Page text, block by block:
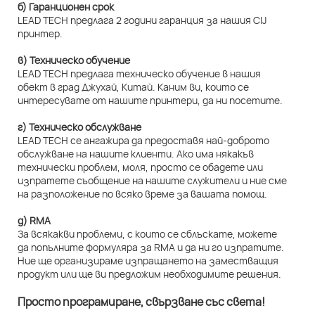
б) Гаранционен срок
LEAD TECH предлага 2 години гаранция за нашия CIJ
принтер.
в) Техническо обучение
LEAD TECH предлага техническо обучение в нашия
обект в град Джухай, Китай. Каним ви, които се
интересувате от нашите принтери, да ни посетите.
г) Техническо обслужване
LEAD TECH се ангажира да предоставя най-доброто
обслужване на нашите клиенти. Ако има някакъв
технически проблем, моля, просто се обадете или
изпратете съобщение на нашите служители и ние сме
на разположение по всяко време за вашата помощ.
д) RMA
За всякакви проблеми, с които се сблъскате, можете
да попълните формуляра за RMA и да ни го изпратите.
Ние ще организираме изпращането на заместващия
продукт или ще ви предложим необходимите решения.
Просто програмиране, свързване със света!